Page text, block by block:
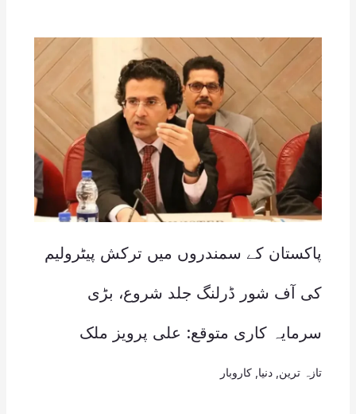
پاکستان کے سمندروں میں ترکش پیٹرولیم
کی آف شور ڈرلنگ جلد شروع، بڑی
سرمایہ کاری متوقع: علی پرویز ملک
تازہ ترین دنیا کاروبار